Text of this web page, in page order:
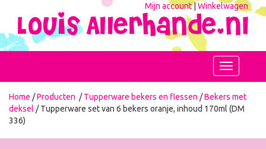
Mijn account|Winkelwagen
Toggle
navigation
Home /Producten /Tupperware bekers en flessen /Bekers met
deksel / Tupperware set van 6 bekers oranje, inhoud 170ml (DM
336)